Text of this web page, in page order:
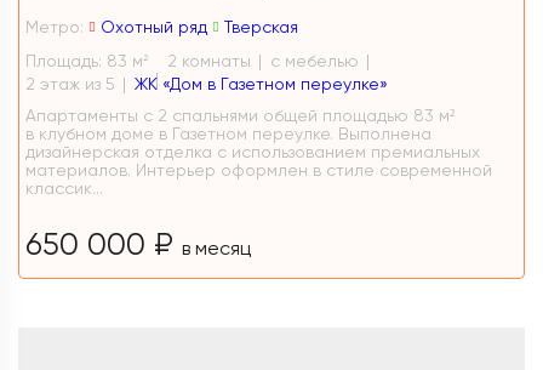
Метро: Охотный ряд
Тверская
Площадь: 83 м 2 2 комнаты
с мебелью
2 этаж из 5
ЖК «Дом в Газетном переулке»
Апартаменты с 2 спальнями общей площадью 83 м²
в клубном доме в Газетном переулке. Выполнена
дизайнерская отделка с использованием премиальных
материалов. Интерьер оформлен в стиле современной
классик...
650 000 ₽ в месяц